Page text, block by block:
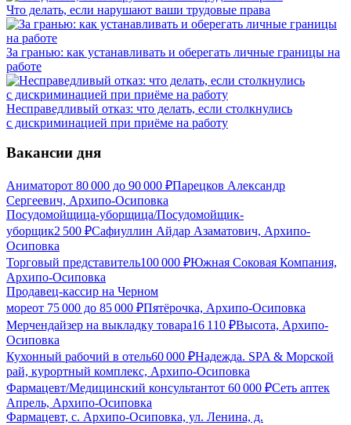
Что делать, если нарушают ваши трудовые права
За гранью: как устанавливать и оберегать личные границы на
работе
Несправедливый отказ: что делать, если столкнулись
с дискриминацией при приёме на работу
Вакансии дня
Аниматорот 80 000 до 90 000 ₽Парецков Александр
Сергеевич, Архипо-Осиповка
Посудомойщица-уборщица/Посудомойщик-
уборщик2 500 ₽Сафиуллин Айдар Азаматович, Архипо-
Осиповка
Торговый представитель100 000 ₽Южная Соковая Компания,
Архипо-Осиповка
Продавец-кассир на Черном
мореот 75 000 до 85 000 ₽Пятёрочка, Архипо-Осиповка
Мерчендайзер на выкладку товара16 110 ₽Высота, Архипо-
Осиповка
Кухонный рабочий в отель60 000 ₽Надежда. SPA & Морской
рай, курортный комплекс, Архипо-Осиповка
Фармацевт/Медицинский консультантот 60 000 ₽Сеть аптек
Апрель, Архипо-Осиповка
Фармацевт, с. Архипо-Осиповка, ул. Ленина, д.